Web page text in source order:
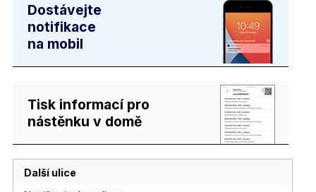
Dostávejte
notifikace
na mobil
Tisk informací pro
nástěnku v domě
Další ulice